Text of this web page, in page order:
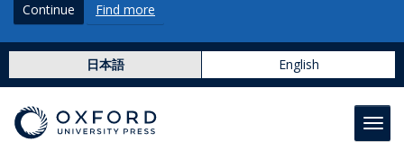
Continue Find more
日本語 English